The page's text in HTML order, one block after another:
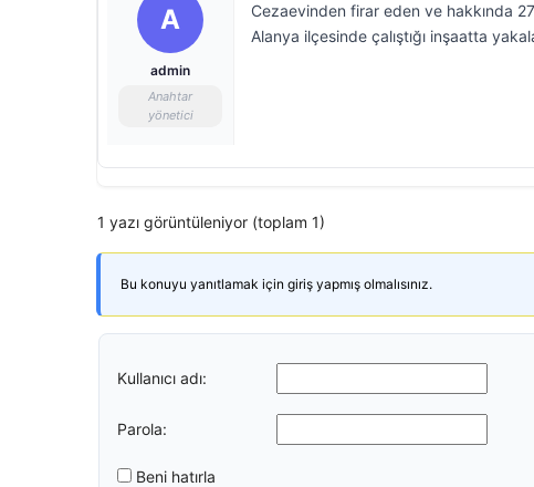
A
admin
Anahtar
yönetici
Cezaevinden firar eden ve hakkında
Alanya ilçesinde çalıştığı inşaatta
1 yazı görüntüleniyor (toplam 1)
Bu konuyu yanıtlamak için giriş yapmış olmalısınız.
Kullanıcı adı:
Parola:
Beni hatırla